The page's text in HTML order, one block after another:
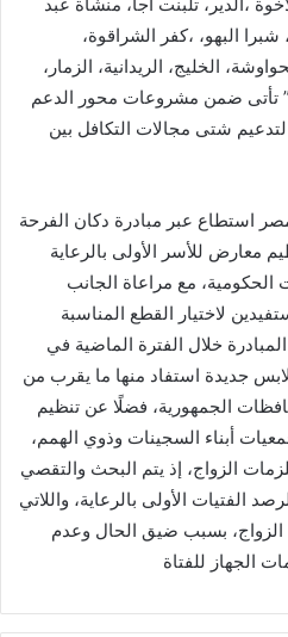
،الدير، تلبنت أجا، منشأة عبد
البهو، ،كفر الشراقوة،
الخليج، الريدانية، الزمار،
تأتى ضمن مشروعات محور الدعم
شتى مجالات التكافل بين
استطاع عبر مبادرة دكان الفرحة
معارض للأسر الأولى بالرعاية
مع مراعاة الجانب
لاختيار القطع المناسبة
خلال الفترة الماضية في
قطعة ملابس جديدة استفاد منها ما يقرب من
الجمهورية، فضلًا عن تنظيم
أبناء السجينات وذوي الهمم،
الزواج، إذ يتم البحث والتقصي
الفتيات الأولى بالرعاية، واللاتي
الزواج، بسبب ضيق الحال وعدم
الجهاز للفتاة